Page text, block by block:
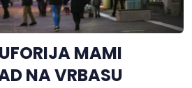
MAMI
NA VRBASU